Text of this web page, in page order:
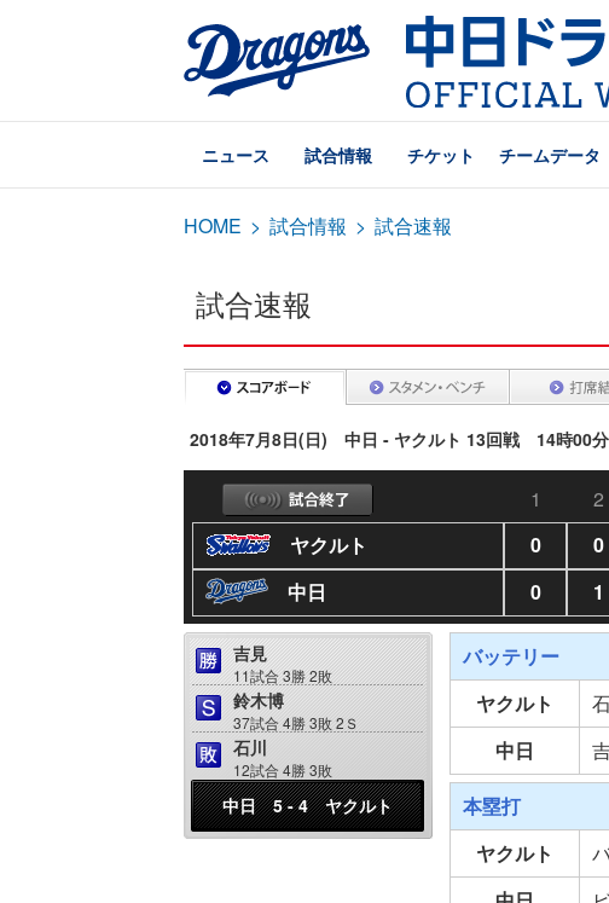
ニュース 試合情報 チケット チームデータ
HOME > 試合情報 > 試合速報
試合速報
2018年7月8日(日) 中日 - ヤクルト 13回戦 14時00
1 2
ヤクルト
0 0
中日
0 1
吉見
11試合 3勝 2敗
鈴木博
37試合 4勝 3敗 2Ｓ
石川
12試合 4勝 3敗
中日 5 - 4 ヤクルト
バッテリー
ヤクルト
中日
本塁打
ヤクルト